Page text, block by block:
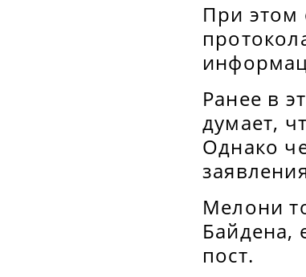
При этом
Ранее в
думает,
Однако
Мелони
Байдена,
пост.